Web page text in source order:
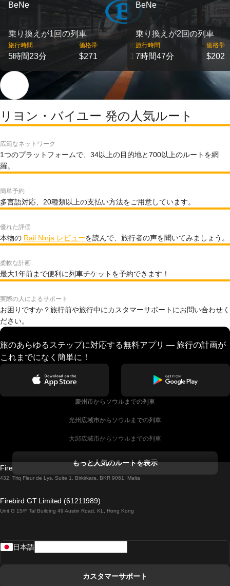
BeNe
乗り換えが1回の列車
旅行時間
5時間23分
価格帯
$271
出発
1
BeNe
乗り換えが2回の列車
旅行時間
7時間47分
価格帯
$202
リヨン・バイユー 発の人気ルート
広範なネットワーク
1つのプラットフォームで、34以上の目的地と700以上のルートを網
羅。
簡単予約
多言語対応、20種類以上の支払い方法をご用意しています。
優れた評価
本物の Rail Ninja レビューを読んで、旅行者の声を聞いてみましょう。
柔軟な計画
最大1年前まで便利に列車チケットを予約できます！
実際の人によるサポート
お困りですか？旅行前や旅行中にカスタマーサポートにお問い合わせく
ださい。
旅のあらゆるステップに対応する無料アプリ — 旅行の計画が
これまでになく簡単に！
慶州市からソウルまでの列車
光州広域市からソウルまでの列車
大邱広域市からソウルまでの列車
ダブリンからゴールウェイまでの列車
ローマからナポリまでの列車
もっと人気のルートを表示
Firebird GT Limited (OC 1451)
432, Triq Fleur de Lys, Suite 1, Birkirkara, BKR 9061, Malta
Firebird GT Limited (61211989)
Unit G 15/F Tal Building 49 Austin Road, KL, Hong Kong
日本語
カスタマーサポート